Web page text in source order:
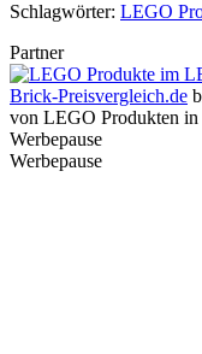
Schlagwörter: LEGO
Partner
Brick-Preisvergleich.de
von LEGO Produkten in
Werbepause
Werbepause